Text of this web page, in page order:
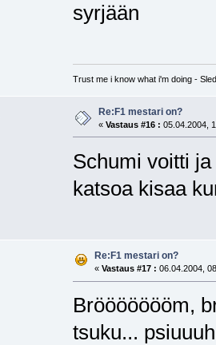
syrjään
Trust me i know what i'm doing -
Re:F1 mestari on?
« Vastaus #16 : 05.04.2004,
Schumi voitti
katsoa kisaa
Re:F1 mestari on?
« Vastaus #17 : 06.04.2004,
Bröööööööm,
tsuku...